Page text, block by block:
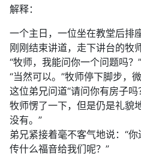
解释：
一个主日，一位坐在教堂后排
刚刚结束讲道，走下讲台的牧
“牧师，我能问你一个问题吗？”
“当然可以。”牧师停下脚步，
这位弟兄问道“请问你有房子吗
牧师愣了一下，但是仍是礼貌
没有。”
弟兄紧接着毫不客气地说：“
传什么福音给我们呢？”